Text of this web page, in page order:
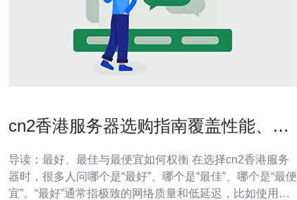
cn2香港服务器选购指南覆盖性能、带
导读：最好、最佳与最便宜如何权衡 在选择cn2香港服务
器时，很多人问哪个是“最好”、哪个是“最佳”、哪个是“最便
宜”。“最好”通常指极致的网络质量和低延迟，比如使用